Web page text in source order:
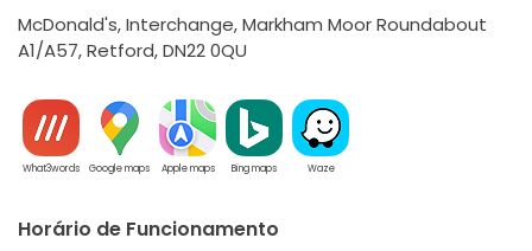
McDonald's, Interchange, Markham Moor Roundabout
A1/A57, Retford, DN22 0QU
What3words Google maps Apple maps Bing maps Waze
Horário de Funcionamento